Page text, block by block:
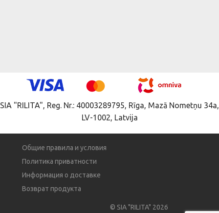
SIA "RILITA", Reg. Nr.: 40003289795, Rīga, Mazā Nometņu 34a,
LV-1002, Latvija
Общие правила и условия
Политика приватности
Информация о доставке
Возврат продукта
© SIA "RILITA" 2026